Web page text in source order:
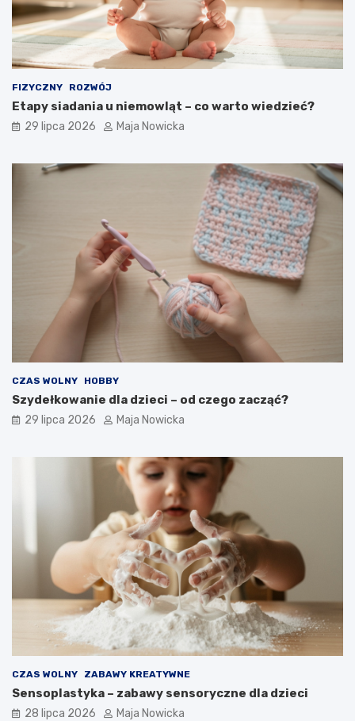
FIZYCZNY ROZWÓJ
Etapy siadania u niemowląt – co warto wiedzieć?
29 lipca 2026 Maja Nowicka
CZAS WOLNY HOBBY
Szydełkowanie dla dzieci – od czego zacząć?
29 lipca 2026 Maja Nowicka
CZAS WOLNY ZABAWY KREATYWNE
Sensoplastyka – zabawy sensoryczne dla dzieci
28 lipca 2026 Maja Nowicka